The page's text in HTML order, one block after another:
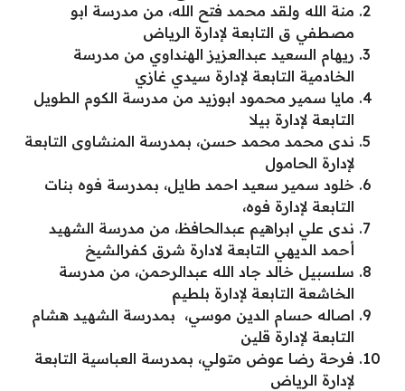
منة الله ولقد محمد فتح الله، من مدرسة ابو
مصطفي ق التابعة لإدارة الرياض
ريهام السعيد عبدالعزيز الهنداوي من مدرسة
الخادمية التابعة لإدارة سيدي غازي
مايا سمير محمود ابوزيد من مدرسة الكوم الطويل
التابعة لإدارة بيلا
ندى محمد محمد حسن، بمدرسة المنشاوى التابعة
لإدارة الحامول
خلود سمير سعيد احمد طايل، بمدرسة فوه بنات
التابعة لإدارة فوه،
ندى علي ابراهيم عبدالحافظ، من مدرسة الشهيد
أحمد الديهي التابعة لادارة شرق كفرالشيخ
سلسبيل خالد جاد الله عبدالرحمن، من مدرسة
الخاشعة التابعة لإدارة بلطيم
اصاله حسام الدين موسي، بمدرسة الشهيد هشام
التابعة لإدارة قلين
فرحة رضا عوض متولي، بمدرسة العباسية التابعة
لإدارة الرياض